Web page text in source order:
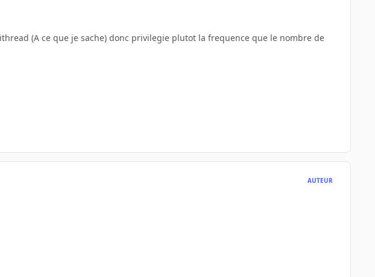
(A ce que je sache) donc privilegie plutot la frequence que le nombre de
AUTEUR